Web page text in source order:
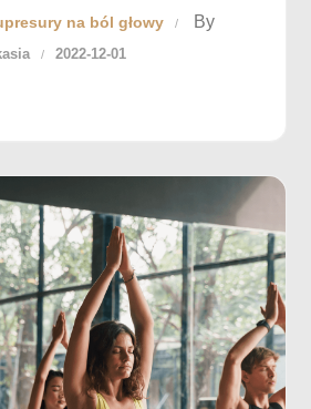
na ból głowy By
2022-12-01